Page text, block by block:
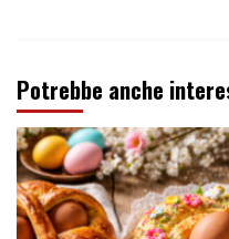
Potrebbe anche